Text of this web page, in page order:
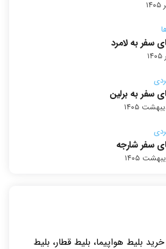
سفر به لامرد
سفر به برلین
سفر شارجه
بلیط هواپیما، بلیط قطار، بلیط